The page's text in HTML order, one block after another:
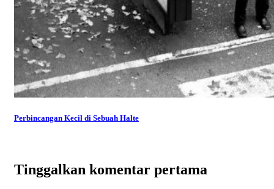
Perbincangan Kecil di Sebuah Halte
Tinggalkan komentar pertama